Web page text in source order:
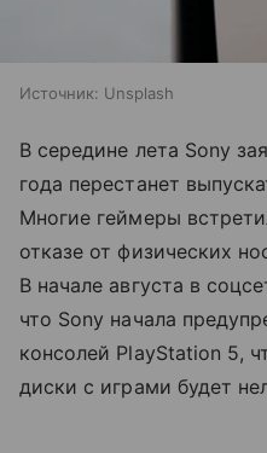
Источник: Unsplash
В середине лета Sony
года перестанет
Многие геймеры
отказе от физических
В начале августа в
что Sony начала
консолей PlayStation 5,
диски с играми будет